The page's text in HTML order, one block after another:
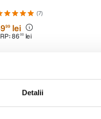
Detalii
(7)
99 lei
86 00 lei